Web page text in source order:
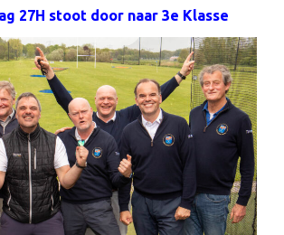
27H stoot door naar 3e Klasse